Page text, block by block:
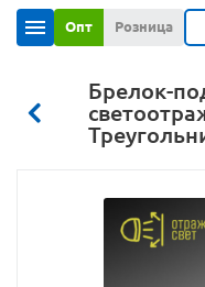
Опт Розница
Брелок-